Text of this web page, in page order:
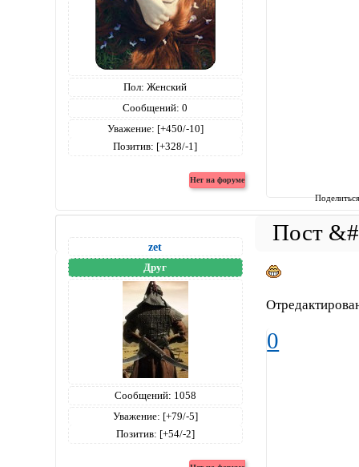
Пол: Женский
Сообщений: 0
Уважение: [+450/-10]
Позитив: [+328/-1]
zet
Друг
Сообщений: 1058
Уважение: [+79/-5]
Позитив: [+54/-2]
0